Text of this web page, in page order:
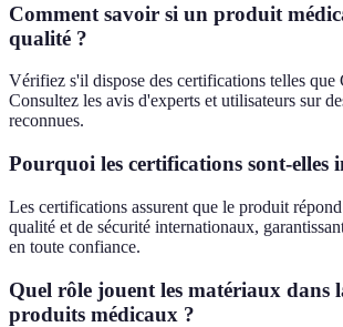
Comment savoir si un produit
qualité ?
Vérifiez s'il dispose des certifications telles que
Consultez les avis d'experts et utilisateurs sur
reconnues.
Pourquoi les certifications sont-elles
Les certifications assurent que le produit
qualité et de sécurité internationaux,
en toute confiance.
Quel rôle jouent les matériaux dans
produits médicaux ?